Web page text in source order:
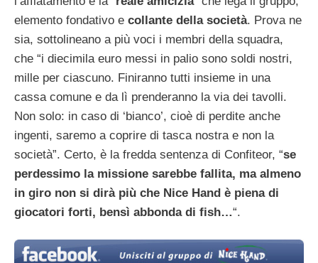
elemento fondativo e collante della società. Prova ne
sia, sottolineano a più voci i membri della squadra,
che “i diecimila euro messi in palio sono soldi nostri,
mille per ciascuno. Finiranno tutti insieme in una
cassa comune e da lì prenderanno la via dei tavolli.
Non solo: in caso di ‘bianco’, cioè di perdite anche
ingenti, saremo a coprire di tasca nostra e non la
società”. Certo, è la fredda sentenza di Confiteor, “se
perdessimo la missione sarebbe fallita, ma almeno
in giro non si dirà più che Nice Hand è piena di
giocatori forti, bensì abbonda di fish…“.